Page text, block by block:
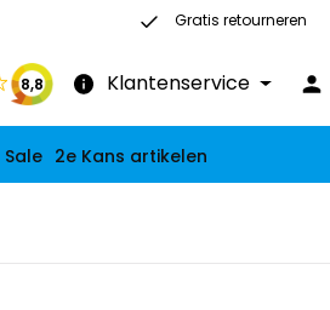
Gratis retourneren
8,8 Klantenservice
Sale 2e Kans artikelen